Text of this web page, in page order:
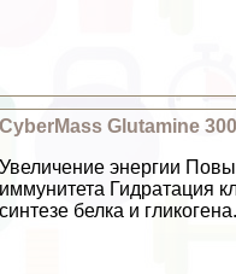
CyberMass Glutamine
Увеличение энергии
иммунитета Гидратация
синтезе белка и